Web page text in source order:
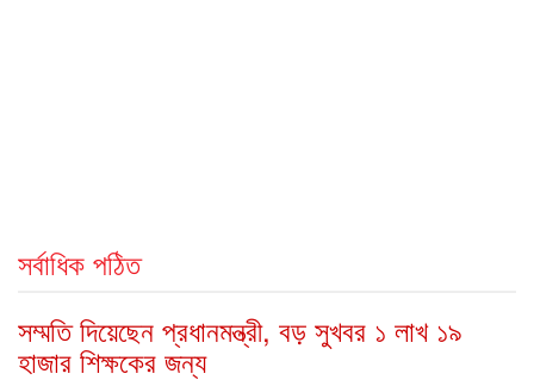
সর্বাধিক পঠিত
সম্মতি দিয়েছেন প্রধানমন্ত্রী, বড় সুখবর ১ লাখ ১৯
হাজার শিক্ষকের জন্য